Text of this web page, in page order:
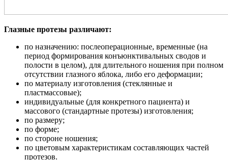
Глазные протезы различают:
по назначению: послеоперационные, временные (на
период формирования конъюнктивальных сводов и
полости в целом), для длительного ношения при полном
отсутствии глазного яблока, либо его деформации;
по материалу изготовления (стеклянные и
пластмассовые);
индивидуальные (для конкретного пациента) и
массового (стандартные протезы) изготовления;
по размеру;
по форме;
по стороне ношения;
по цветовым характеристикам составляющих частей
протезов.